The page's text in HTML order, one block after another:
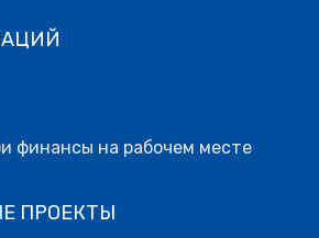
финансы на рабочем месте
ПРОЕКТЫ